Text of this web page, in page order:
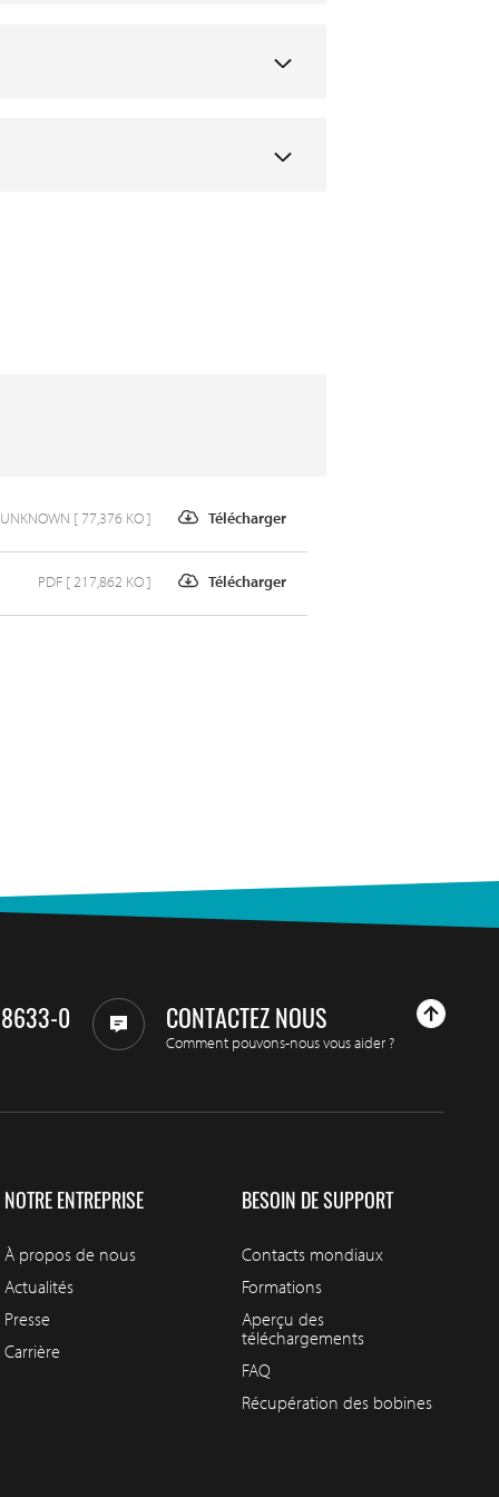
Télécharger
UNKNOWN [ 77,376 KO ]
Télécharger
PDF [ 217,862 KO ]
0 CONTACTEZ NOUS
Comment pouvons-nous vous aider ?
NOTRE ENTREPRISE
À propos de nous
Actualités
Presse
Carrière
BESOIN DE SUPPORT
Contacts mondiaux
Formations
Aperçu des
téléchargements
FAQ
Récupération des bobines